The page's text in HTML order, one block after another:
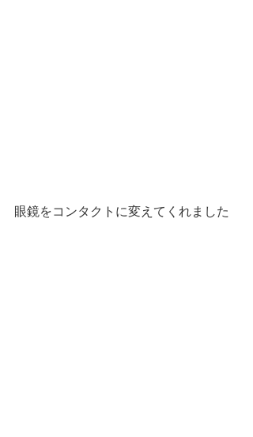
眼鏡をコンタクトに変えてくれました